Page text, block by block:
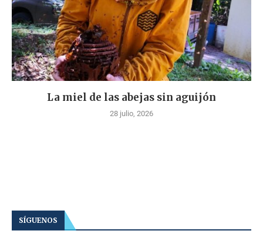
La miel de las abejas sin aguijón
28 julio, 2026
SÍGUENOS